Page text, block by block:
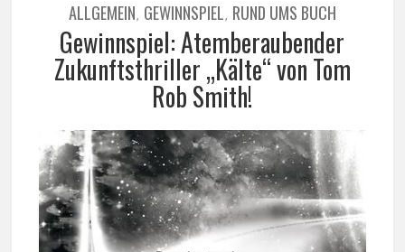
ALLGEMEIN, GEWINNSPIEL, RUND UMS BUCH
Gewinnspiel: Atemberaubender
Zukunftsthriller „Kälte“ von Tom
Rob Smith!